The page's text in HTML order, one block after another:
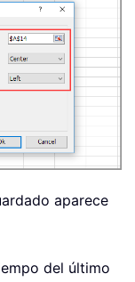
aparece
del último